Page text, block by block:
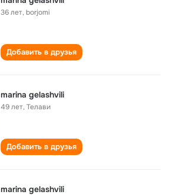
36 лет,borjomi
Добавить в друзья
marina gelashvili
49 лет,Телави
Добавить в друзья
marina gelashvili